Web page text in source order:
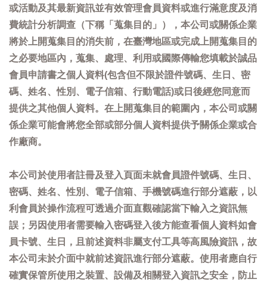
或活動及其最新資訊並有效管理會員資料或進行滿意度及消
費統計分析調查（下稱「蒐集目的」），本公司或關係企業
將於上開蒐集目的消失前，在臺灣地區或完成上開蒐集目的
之必要地區內，蒐集、處理、利用或國際傳輸您填載於誠品
會員申請書之個人資料(包含但不限於證件號碼、生日、密
碼、姓名、性別、電子信箱、行動電話)或日後經您同意而
提供之其他個人資料。在上開蒐集目的範圍內，本公司或關
係企業可能會將您全部或部分個人資料提供予關係企業或合
作廠商。
本公司於使用者註冊及登入頁面未就會員證件號碼、生日、
密碼、姓名、性別、電子信箱、手機號碼進行部分遮蔽，以
利會員於操作流程可透過介面直觀確認當下輸入之資訊無
誤；另因使用者需要輸入密碼登入後方能查看個人資料如會
員卡號、生日，且前述資料非屬支付工具等高風險資訊，故
本公司未於介面中就前述資訊進行部分遮蔽。使用者應自行
確實保管所使用之裝置、設備及相關登入資訊之安全，防止